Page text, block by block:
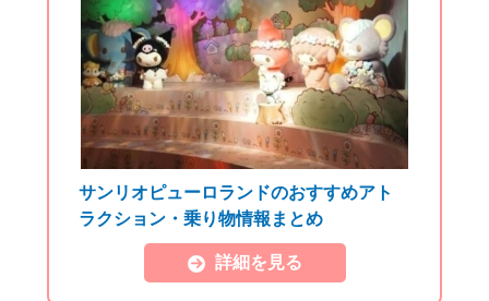
サンリオピューロランドのおすすめアト
ラクション・乗り物情報まとめ
詳細を見る